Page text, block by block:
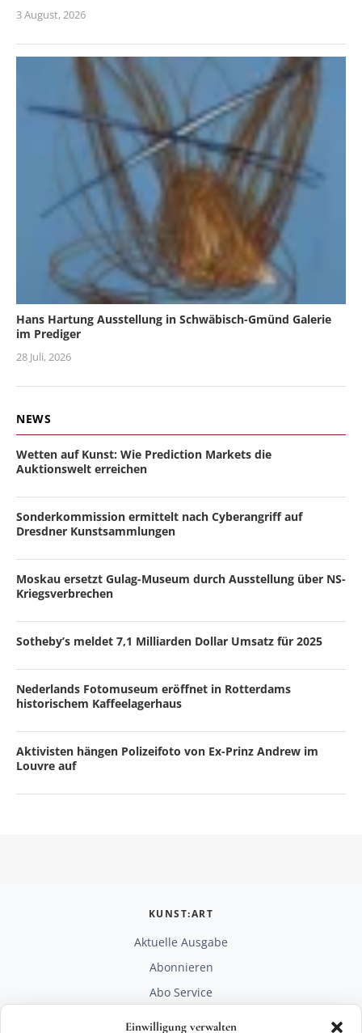
Einwilligung verwalten
3 August, 2026
Hans Hartung Ausstellung in Schwäbisch-Gmünd Galerie
im Prediger
28 Juli, 2026
NEWS
Wetten auf Kunst: Wie Prediction Markets die
Auktionswelt erreichen
Sonderkommission ermittelt nach Cyberangriff auf
Dresdner Kunstsammlungen
Moskau ersetzt Gulag-Museum durch Ausstellung über NS-
Kriegsverbrechen
Sotheby’s meldet 7,1 Milliarden Dollar Umsatz für 2025
Nederlands Fotomuseum eröffnet in Rotterdams
historischem Kaffeelagerhaus
Aktivisten hängen Polizeifoto von Ex-Prinz Andrew im
Louvre auf
KUNST:ART
Aktuelle Ausgabe
Abonnieren
Abo Service